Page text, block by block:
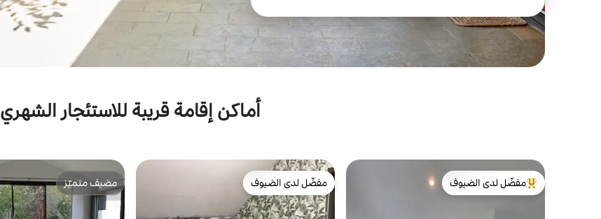
أماكن إقامة قريبة للاستئجار الشهري
من أبرز البيوت المفضّلة لدى الضيوف
مفضّل لدى الضيوف
مفضّل لدى الضيوف
مفضّل لدى الضيوف
مضيف متميّز
مضيف متميّز